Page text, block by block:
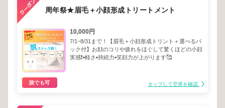
周年祭★眉毛＋小顔形成トリートメント
10,000円
7/1~8/31まで！【眉毛＋小顔形成トリント＋選べるパ
ック付】お顔のコリや疲れをほぐして驚くほどの小顔
実感❗️▪️軽さ▪️持続力▪️笑顔力が上がります🥰
誰でも可 タップして空席を確認